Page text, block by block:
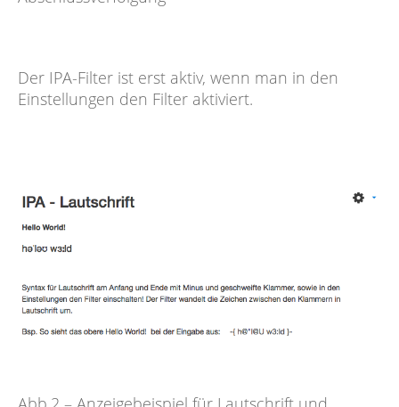
Der IPA-Filter ist erst aktiv, wenn man in den
Einstellungen den Filter aktiviert.